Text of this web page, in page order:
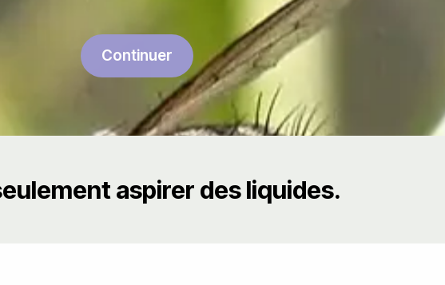
Continuer
aspirer des liquides.